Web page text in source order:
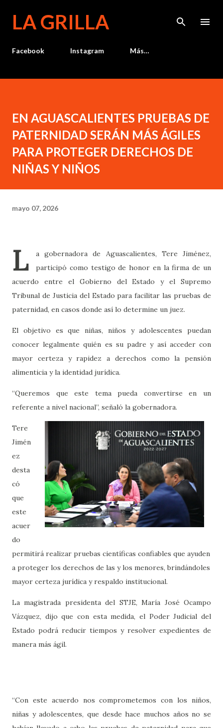
LA GRILLA
Facebook Instagram Más…
EN AGUASCALIENTES PRUEBAS DE
PATERNIDAD SERÁN MÁS ÁGILES
PARA PROTEGER DERECHOS DE
NIÑAS Y NIÑOS
mayo 07, 2026
L
a gobernadora de Aguascalientes, Tere Jiménez,
participó como testigo de honor en la firma de un
acuerdo entre el Gobierno del Estado y el Supremo
Tribunal de Justicia del Estado para facilitar las pruebas de
paternidad, en casos donde así lo determine un juez.
El objetivo es que niñas, niños y adolescentes puedan
conocer legalmente quién es su padre y así acceder con
mayor certeza y rapidez a derechos como la pensión
alimenticia y la identidad jurídica.
“Queremos que este tema pueda convertirse en un
referente a nivel nacional”, señaló la gobernadora.
Tere
Jimén
ez
desta
có
que
este
acuer
do
permitirá realizar pruebas científicas confiables que ayuden
a proteger los derechos de las y los menores, brindándoles
mayor certeza jurídica y respaldo institucional.
La magistrada presidenta del STJE, María José Ocampo
Vázquez, dijo que con esta medida, el Poder Judicial del
Estado podrá reducir tiempos y resolver expedientes de
manera más ágil.
“Con este acuerdo nos comprometemos con los niños,
niñas y adolescentes, que desde hace muchos años no se